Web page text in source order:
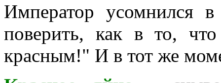
Император усомнился
поверить, как в то,
красным!" И в тот же